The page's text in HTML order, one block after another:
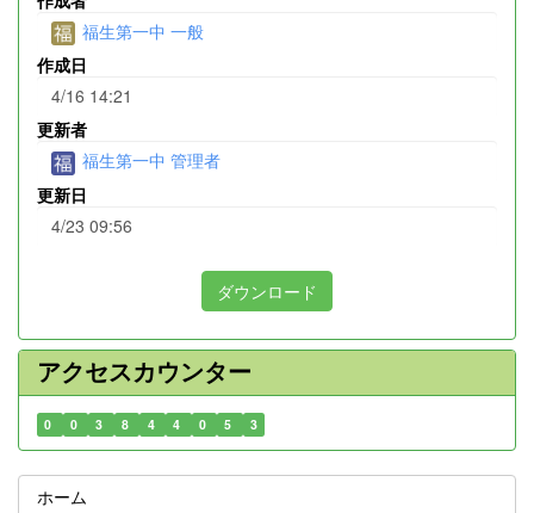
福生第一中 一般
作成日
4/16 14:21
更新者
福生第一中 管理者
更新日
4/23 09:56
ダウンロード
アクセスカウンター
0 0 3 8 4 4 0 5 3
ホーム